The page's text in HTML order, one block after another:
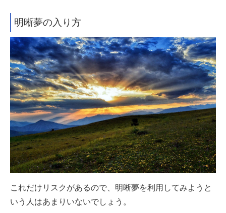
明晰夢の入り方
これだけリスクがあるので、明晰夢を利用してみようと
いう人はあまりいないでしょう。